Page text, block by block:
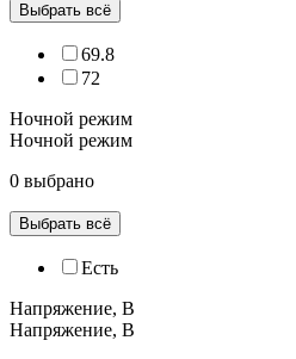
Выбрать всё
69.8
72
Ночной режим
Ночной режим
0 выбрано
Выбрать всё
Есть
Напряжение, В
Напряжение, В